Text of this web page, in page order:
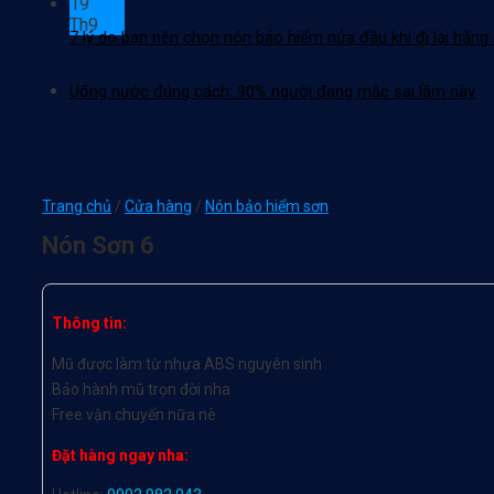
Th9
7 lý do bạn nên chọn nón bảo hiểm nửa đầu khi đi lại hằng
Uống nước đúng cách: 90% người đang mắc sai lầm này
Trang chủ / Cửa hàng / Nón bảo hiểm sơn
Nón Sơn 6
Thông tin:
Mũ được làm từ nhựa ABS nguyên sinh
Bảo hành mũ trọn đời nha
Free vận chuyển nữa nè
Đặt hàng ngay nha: